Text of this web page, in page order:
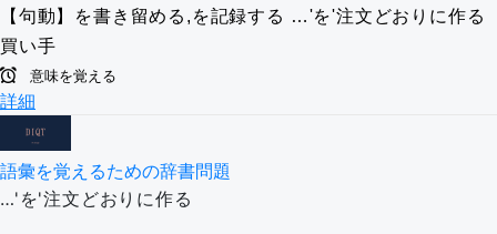
【句動】を書き留める,を記録する …'を'注文どおりに作る
買い手
意味を覚える
詳細
語彙を覚えるための辞書問題
…'を'注文どおりに作る